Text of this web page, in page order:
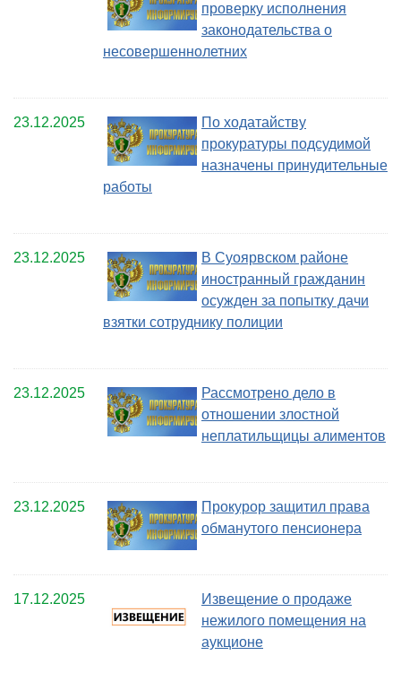
проверку исполнения
законодательства о
несовершеннолетних
23.12.2025
По ходатайству
прокуратуры подсудимой
назначены принудительные
работы
23.12.2025
В Суоярвском районе
иностранный гражданин
осужден за попытку дачи
взятки сотруднику полиции
23.12.2025
Рассмотрено дело в
отношении злостной
неплатильщицы алиментов
23.12.2025
Прокурор защитил права
обманутого пенсионера
17.12.2025
Извещение о продаже
нежилого помещения на
аукционе